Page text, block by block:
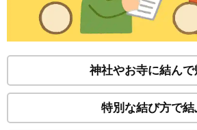
神社やお寺に結んで
特別な結び方で結